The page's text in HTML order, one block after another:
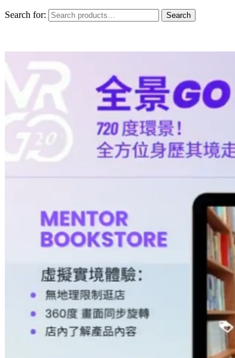
Search for: Search